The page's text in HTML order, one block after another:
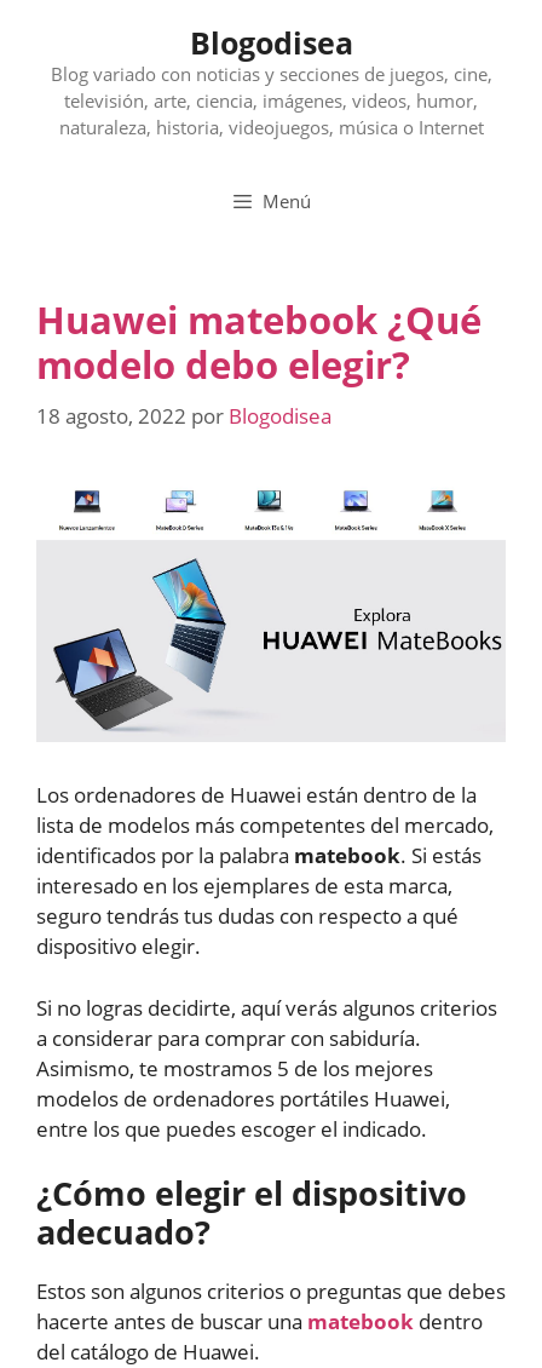
contenido
Blogodisea
Blog variado con noticias y secciones de juegos, cine,
televisión, arte, ciencia, imágenes, videos, humor,
naturaleza, historia, videojuegos, música o Internet
Menú
Huawei matebook ¿Qué
modelo debo elegir?
18 agosto, 2022 por Blogodisea
Los ordenadores de Huawei están dentro de la
lista de modelos más competentes del mercado,
identificados por la palabra matebook. Si estás
interesado en los ejemplares de esta marca,
seguro tendrás tus dudas con respecto a qué
dispositivo elegir.
Si no logras decidirte, aquí verás algunos criterios
a considerar para comprar con sabiduría.
Asimismo, te mostramos 5 de los mejores
modelos de ordenadores portátiles Huawei,
entre los que puedes escoger el indicado.
¿Cómo elegir el dispositivo
adecuado?
Estos son algunos criterios o preguntas que debes
hacerte antes de buscar una matebook dentro
del catálogo de Huawei.